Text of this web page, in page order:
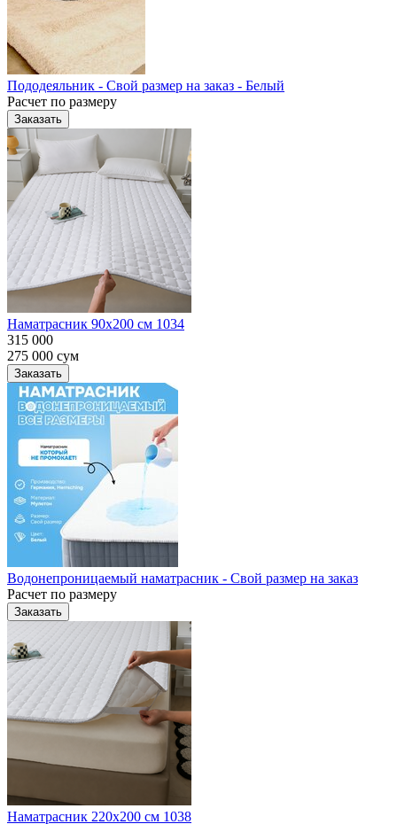
Пододеяльник - Свой размер на заказ - Белый
Расчет по размеру
Заказать
Наматрасник 90х200 см 1034
315 000
275 000 сум
Заказать
Водонепроницаемый наматрасник - Свой размер на заказ
Расчет по размеру
Заказать
Наматрасник 220х200 см 1038